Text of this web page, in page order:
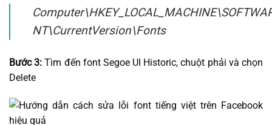
NT\CurrentVersion\Fonts
Bước 3: Tìm đến font Segoe UI Historic, chuột phải và chọn
Delete